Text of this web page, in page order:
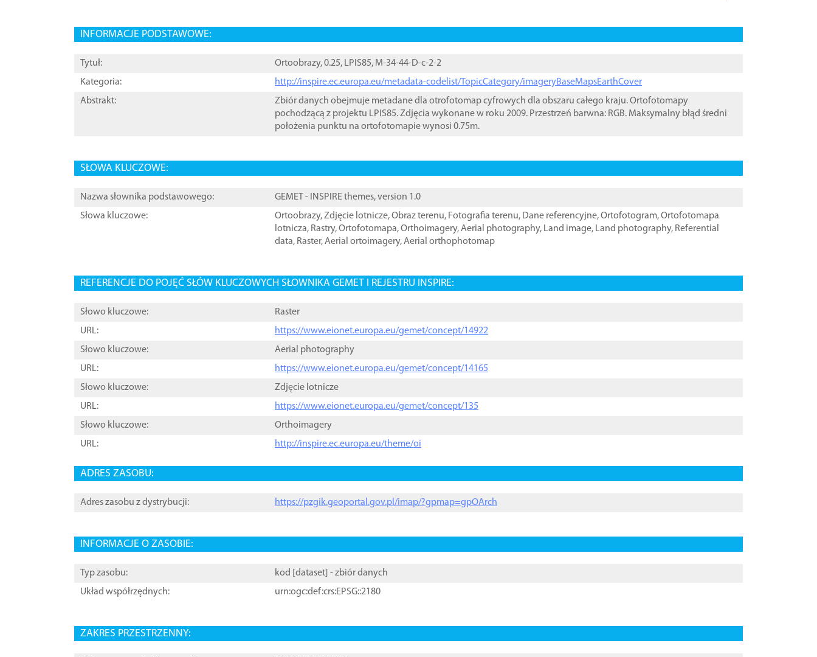
INFORMACJE PODSTAWOWE:
Tytuł:
Ortoobrazy, 0.25, LPIS85, M-34-44-D-c-2-2
Kategoria:
http://inspire.ec.europa.eu/metadata-codelist/TopicCategory/imageryBaseMapsEarthCover
Abstrakt:
Zbiór danych obejmuje metadane dla otrofotomap cyfrowych dla obszaru całego kraju. Ortofotomapy
pochodzącą z projektu LPIS85. Zdjęcia wykonane w roku 2009. Przestrzeń barwna: RGB. Maksymalny błąd średni
położenia punktu na ortofotomapie wynosi 0.75m.
SŁOWA KLUCZOWE:
Nazwa słownika podstawowego:
GEMET - INSPIRE themes, version 1.0
Słowa kluczowe:
Ortoobrazy,Zdjęcie lotnicze,Obraz terenu, Fotografia terenu, Dane referencyjne,Ortofotogram,Ortofotomapa
lotnicza, Rastry,Ortofotomapa,Orthoimagery,Aerial photography, Land image, Land photography, Referential
data, Raster,Aerial ortoimagery,Aerial orthophotomap
REFERENCJE DO POJĘĆ SŁÓW KLUCZOWYCH SŁOWNIKA GEMET I REJESTRU INSPIRE:
Słowo kluczowe:
Raster
URL:
https://www.eionet.europa.eu/gemet/concept/14922
Słowo kluczowe:
Aerial photography
URL:
https://www.eionet.europa.eu/gemet/concept/14165
Słowo kluczowe:
Zdjęcie lotnicze
URL:
https://www.eionet.europa.eu/gemet/concept/135
Słowo kluczowe:
Orthoimagery
URL:
http://inspire.ec.europa.eu/theme/oi
ADRES ZASOBU:
Adres zasobu z dystrybucji: https://pzgik.geoportal.gov.pl/imap/?gpmap=gpOArch
INFORMACJE O ZASOBIE:
Typ zasobu: kod [ dataset ] - zbiór danych
Układ współrzędnych:
urn:ogc:def:crs:EPSG::2180
ZAKRES PRZESTRZENNY: